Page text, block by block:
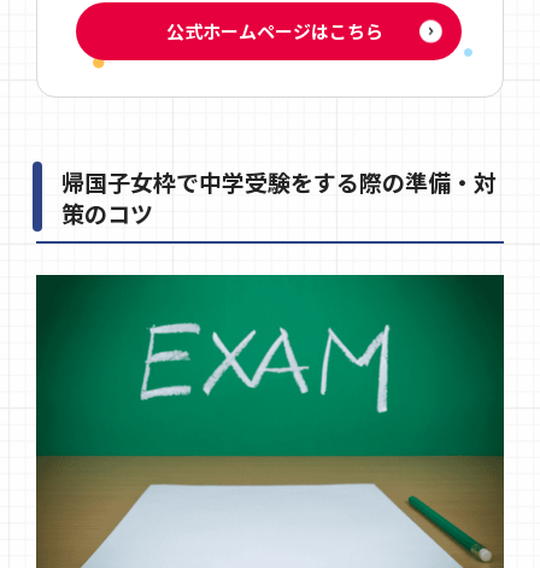
公式ホームページはこちら
帰国子女枠で中学受験をする際の準備・対
策のコツ